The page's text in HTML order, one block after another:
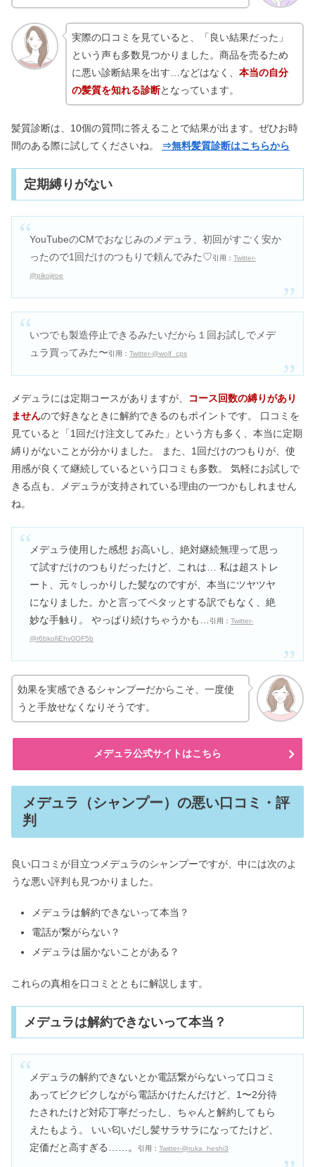
実際の口コミを見ていると、「良い結果だった」
という声も多数見つかりました。商品を売るため
に悪い診断結果を出す…などはなく、 本当の自分
の髪質を知れる診断となっています。
髪質診断は、10個の質問に答えることで結果が出ます。ぜひお時
間のある際に試してくださいね。
⇒無料髪質診断はこちらから
定期縛りがない
YouTubeのCMでおなじみのメデュラ、初回がすごく安か
ったので1回だけのつもりで頼んでみた♡引用：Twitter-
@pikojiroe
いつでも製造停止できるみたいだから１回お試しでメデ
ュラ買ってみた〜引用：Twitter-@wolf_cps
メデュラには定期コースがありますが、
コース回数の縛りがあり
ませんので好きなときに解約できるのもポイントです。 口コミを
見ていると「1回だけ注文してみた」という方も多く、本当に定期
縛りがないことが分かりました。 また、1回だけのつもりが、使
用感が良くて継続しているという口コミも多数。 気軽にお試しで
きる点も、メデュラが支持されている理由の一つかもしれません
ね。
メデュラ使用した感想 お高いし、絶対継続無理って思っ
て試すだけのつもりだったけど、これは… 私は超ストレ
ート、元々しっかりした髪なのですが、本当にツヤツヤ
になりました。かと言ってペタッとする訳でもなく、絶
妙な手触り。 やっぱり続けちゃうかも… 引用：Twitter-
@r6bkofiEhv0OF5b
効果を実感できるシャンプーだからこそ、一度使
うと手放せなくなりそうです。
メデュラ公式サイトはこちら
メデュラ（シャンプー）の悪い口コミ・評
判
良い口コミが目立つメデュラのシャンプーですが、中には次のよ
うな悪い評判も見つかりました。
メデュラは解約できないって本当？
電話が繋がらない？
メデュラは届かないことがある？
これらの真相を口コミとともに解説します。
メデュラは解約できないって本当？
メデュラの解約できないとか電話繋がらないって口コミ
あってビクビクしながら電話かけたんだけど、1〜2分待
たされたけど対応丁寧だったし、ちゃんと解約してもら
えたもよう。 いい匂いだし髪サラサラになってたけど、
定価だと高すぎる……。
引用：Twitter-@ruka_heshi3